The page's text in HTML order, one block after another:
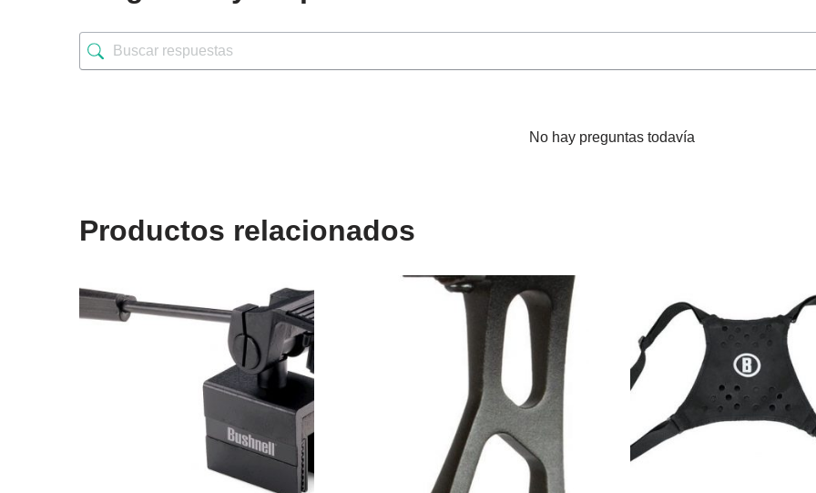
No hay preguntas todavía
Productos relacionados